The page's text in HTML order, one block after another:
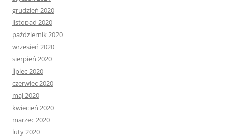
grudzień 2020
listopad 2020
październik 2020
wrzesień 2020
sierpień 2020
lipiec 2020
czerwiec 2020
maj 2020
kwiecień 2020
marzec 2020
luty 2020